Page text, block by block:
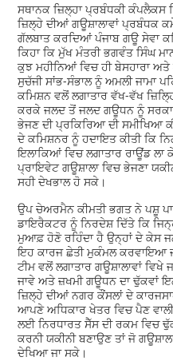
ਸਥਾਨਕ ਜ਼ਿਲ੍ਹਾ ਪ੍ਰਬੰਧਕੀ ਕੰਪਲੈਕਸ
ਜ਼ਿਲ੍ਹੇ ਦੀਆਂ ਗਊਸ਼ਾਲਾਵਾਂ ਪ੍ਰਬੰਧਕ
ਗੱਲਬਾਤ ਕਰਦਿਆਂ ਪੰਜਾਬ ਗਊ ਸੇਵਾ
ਕਿਹਾ ਕਿ ਮੁੱਖ ਮੰਤਰੀ ਭਗਵੰਤ ਸਿੰਘ
ਕੁਝ ਮਹੀਨਿਆਂ ਵਿਚ ਹੀ ਬੇਸਹਾਰਾ
ਸੁਚੱਜੀ ਸਾਂਭ-ਸੰਭਾਲ ਨੂੰ ਅਮਲੀ ਜਾਮਾ
ਕਮਿਸ਼ਨ ਵਲੋਂ ਲਗਾਤਾਰ ਵੱਖ-ਵੱਖ
ਕਰਕੇ ਜਲਦ ਤੋਂ ਜਲਦ ਗਊਧਨ ਨੂੰ
ਭੇਜਣ ਦੀ ਪ੍ਰਕਿਰਿਆ ਦੀ ਸਮੀਖਿਆ
ਦੇ ਕਮਿਸ਼ਨਰ ਨੂੰ ਹਦਾਇਤ ਕੀਤੀ ਕਿ
ਇਲਾਕਿਆਂ ਵਿਚ ਲਗਾਤਾਰ ਰਾਊਂਡ ਲਾ
ਪ੍ਰਾਇਵੇਟ ਗਊਸ਼ਾਲਾ ਵਿਚ ਭੇਜਣਾ
ਸਹੀ ਦੇਖਭਾਲ ਹੋ ਸਕੇ।
ਉਪ ਚੇਅਰਮੈਨ ਕੀਮਤੀ ਭਗਤ ਨੇ ਪਸ਼ੂ
ਡਾਇਰੈਕਟਰ ਨੂੰ ਨਿਰਦੇਸ਼ ਦਿੱਤੇ ਕਿ
ਮੁਆਫ਼ ਹੋਣੋ ਰਹਿੰਦਾ ਹੈ ਉਨ੍ਹਾਂ ਦੇ ਕੇਸ
ਇਹ ਕਾਰਜ ਛੇਤੀ ਮੁਕੰਮਲ ਕਰਵਾਇਆ
ਟੀਮ ਵਲੋਂ ਲਗਾਤਾਰ ਗਊਸ਼ਾਲਾਵਾਂ ਵਿਖੇ
ਜਾਵੇ ਅਤੇ ਜ਼ਖਮੀ ਗਊਧਨ ਦਾ ਢੁੱਕਵਾਂ
ਜ਼ਿਲ੍ਹੇ ਦੀਆਂ ਨਗਰ ਕੌਂਸਲਾਂ ਦੇ
ਆਪਣੇ ਅਧਿਕਾਰ ਖੇਤਰ ਵਿਚ ਪੈਣ
ਲਈ ਨਿਰਧਾਰਤ ਸੈੱਸ ਦੀ ਰਕਮ ਵਿਚ
ਕਰਨੀ ਯਕੀਨੀ ਬਣਾਉਣ ਤਾਂ ਜੋ
ਦੇਖਿਆ ਜਾ ਸਕੇ।